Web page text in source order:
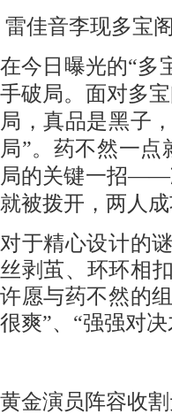
雷佳音李现多宝
在今日曝光的“多
手破局。面对多
局，真品是黑子
局”。药不然一
局的关键一招——
就被拨开，两人
对于精心设计的
丝剥茧、环环相
许愿与药不然的
很爽”、“强强对决
黄金演员阵容收